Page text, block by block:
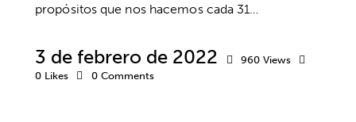
propósitos que nos hacemos cada 31…
3 de febrero de 2022 960 Views
0 Likes 0 Comments